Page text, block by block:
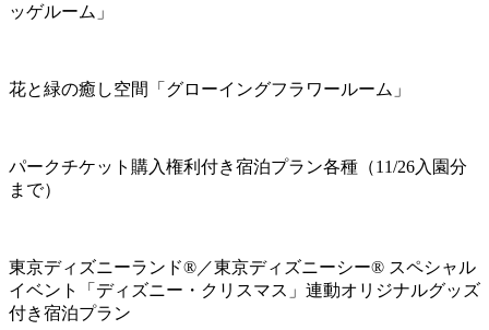
ッゲルーム」
花と緑の癒し空間「グローイングフラワールーム」
パークチケット購入権利付き宿泊プラン各種（11/26入園分
まで）
東京ディズニーランド®／東京ディズニーシー® スペシャル
イベント「ディズニー・クリスマス」連動オリジナルグッズ
付き宿泊プラン